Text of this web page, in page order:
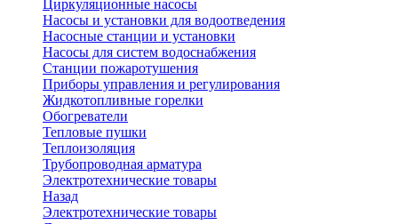
Циркуляционные насосы
Насосы и установки для водоотведения
Насосные станции и установки
Насосы для систем водоснабжения
Станции пожаротушения
Приборы управления и регулирования
Жидкотопливные горелки
Обогреватели
Тепловые пушки
Теплоизоляция
Трубопроводная арматура
Электротехнические товары
Назад
Электротехнические товары